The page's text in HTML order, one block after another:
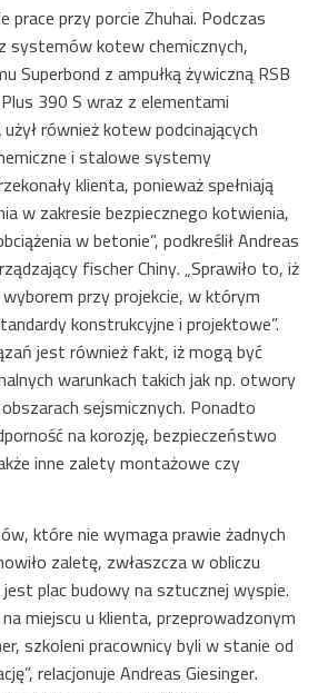
prace przy porcie Zhuhai. Podczas
systemów kotew chemicznych,
Superbond z ampułką żywiczną RSB
390 S wraz z elementami
również kotew podcinających
i stalowe systemy
klienta, ponieważ spełniają
w zakresie bezpiecznego kotwienia,
w betonie”, podkreślił Andreas
fischer Chiny. „Sprawiło to, iż
przy projekcie, w którym
konstrukcyjne i projektowe”.
jest również fakt, iż mogą być
warunkach takich jak np. otwory
sejsmicznych. Ponadto
na korozję, bezpieczeństwo
inne zalety montażowe czy
które nie wymaga prawie żadnych
zaletę, zwłaszcza w obliczu
plac budowy na sztucznej wyspie.
miejscu u klienta, przeprowadzonym
szkoleni pracownicy byli w stanie od
relacjonuje Andreas Giesinger.